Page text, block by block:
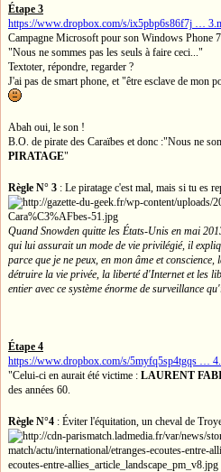
Étape 3
https://www.dropbox.com/s/ix5pbp6s86f7j …
Campagne Microsoft pour son Windows Phone 7
"Nous ne sommes pas les seuls à faire ceci..."
Textoter, répondre, regarder ?
J'ai pas de smart phone, et "être esclave de mon
Abah oui, le son !
B.O. de pirate des Caraïbes et donc :"Nous ne
PIRATAGE"
Règle N° 3 : Le piratage c'est mal, mais si tu es
Quand Snowden quitte les États-Unis en mai
qui lui assurait un mode de vie privilégié, il
parce que je ne peux, en mon âme et
détruire la vie privée, la liberté d'Internet et les
entier avec ce système énorme de surveillance
Étape 4
https://www.dropbox.com/s/5myfq5sp4tgqs …
"Celui-ci en aurait été victime : LAURENT
des années 60.
Règle N°4 : Éviter l'équitation, un cheval de